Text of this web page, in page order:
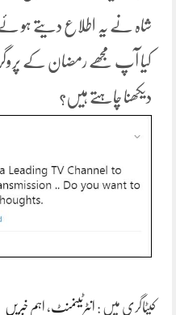
شاہ نے یہ اطلاع دیتے ہو ئے
کیا آپ مجھے رمضان کے
دیکھنا چاہتے ہیں؟
کیٹاگری میں : انٹرٹینمنٹ، اہم خبریں